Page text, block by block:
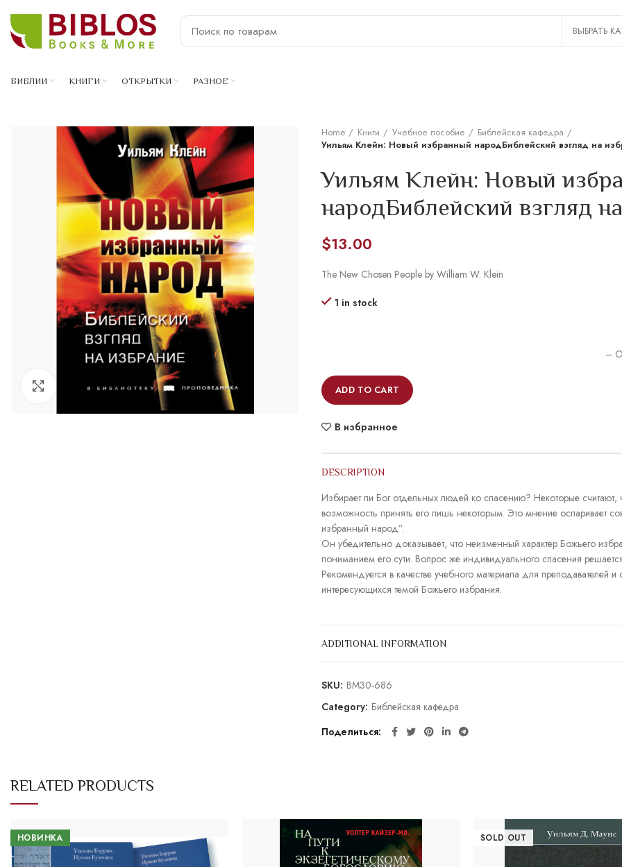
БИБЛИИ КНИГИ ОТКРЫТКИ РАЗНОЕ
Увеличить
Home Книги Учебное пособие
Библейская кафедра
Уильям Клейн: Новый избранный народБиблейский взгляд на
Уильям Клейн: Новый
народБиблейский взгляд
$13.00
The New Chosen People by William W. Klein
1 in stock
–
ADD TO CART
В избранное
DESCRIPTION
Избирает ли Бог отдельных людей ко спасению? Некоторые
возможность принять его лишь некоторым. Это мнение оспаривает
избранный народ”.
Он убедительно доказывает, что неизменный характер Божьего
пониманием его сути. Вопрос же индивидуального спасения
Рекомендуется в качестве учебного материала для преподавателей и
интересующихся темой Божьего избрания.
ADDITIONAL INFORMATION
SKU: BM30-686
Category: Библейская кафедра
Поделиться
RELATED PRODUCTS
НОВИНКА SOLD OUT